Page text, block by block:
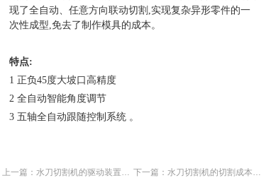
现了全自动、任意方向联动切割,实现复杂异形零件的一
次性成型,免去了制作模具的成本。
特点:
1 正负45度大坡口高精度
2 全自动智能角度调节
3 五轴全自动跟随控制系统 。
上一篇：水刀切割机的驱动装置如何选择 下一篇：水刀切割机的切割成本怎样计算